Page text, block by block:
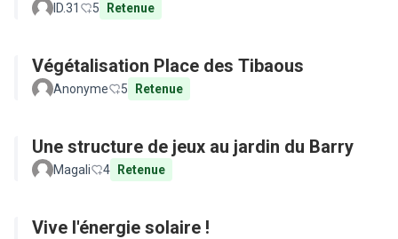
ID.31 5 Retenue
Végétalisation Place des Tibaous
Anonyme 5 Retenue
Une structure de jeux au jardin du Barry
Magali 4 Retenue
Vive l'énergie solaire !